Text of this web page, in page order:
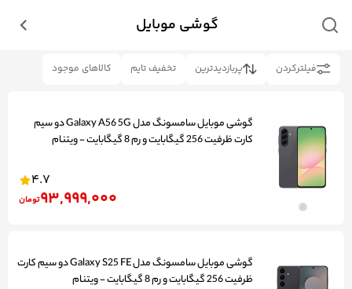
گوشی موبایل
فیلتر‌کردن پربازدیدترین تخفیف تایم کالاهای موجود
گوشی موبایل سامسونگ مدل Galaxy A56 5G دو سیم
کارت ظرفیت 256 گیگابایت و رم 8 گیگابایت - ویتنام
4.7
93,999,000تومان
گوشی موبایل سامسونگ مدل Galaxy S25 FE دو سیم کارت
ظرفیت 256 گیگابایت و رم 8 گیگابایت - ویتنام